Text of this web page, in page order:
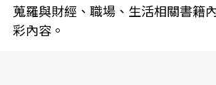
蒐羅與財經、職場、生活相關書籍
彩內容。